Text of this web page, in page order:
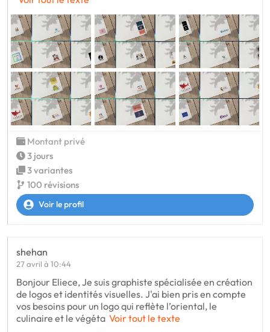
Montant privé
3 jours
3 variantes
100 révisions
Voir le profil
shehan
27 avril à 10:44
Bonjour Eliece, Je suis graphiste spécialisée en création
de logos et identités visuelles. J'ai bien pris en compte
vos besoins pour un logo qui reflète l’oriental, le
culinaire et le végéta Voir tout le texte